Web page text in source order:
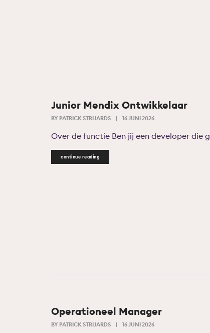
Junior Mendix Ontwikkelaar
BY PATRICK STRIJARDS | 16 JUNI 2026
Over de functie Ben jij een developer die
continue reading
Operationeel Manager
BY PATRICK STRIJARDS | 16 JUNI 2026